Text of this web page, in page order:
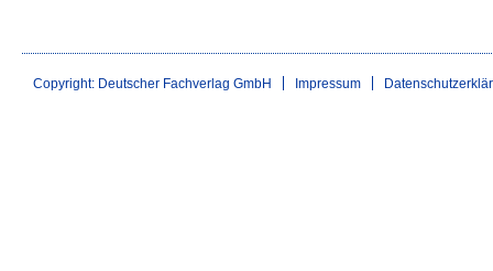
Copyright: Deutscher Fachverlag GmbH Impressum